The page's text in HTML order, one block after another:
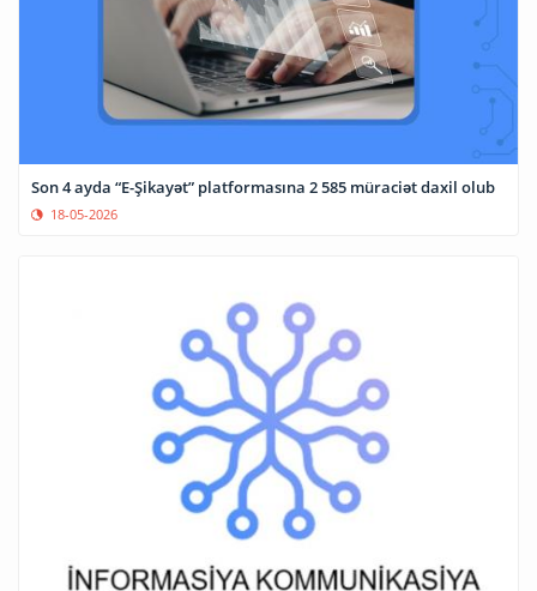
Son 4 ayda “E-Şikayət” platformasına 2 585 müraciət daxil olub
18-05-2026